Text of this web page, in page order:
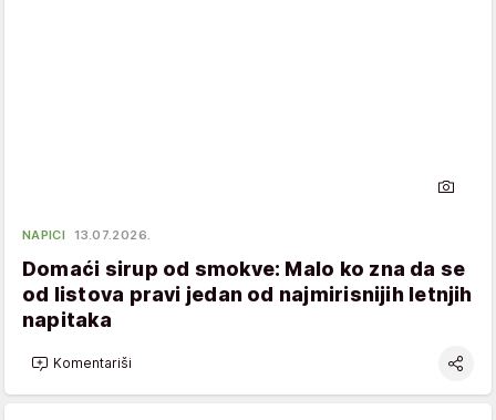
NAPICI 13.07.2026.
Domaći sirup od smokve: Malo ko zna da se
od listova pravi jedan od najmirisnijih letnjih
napitaka
Komentariši